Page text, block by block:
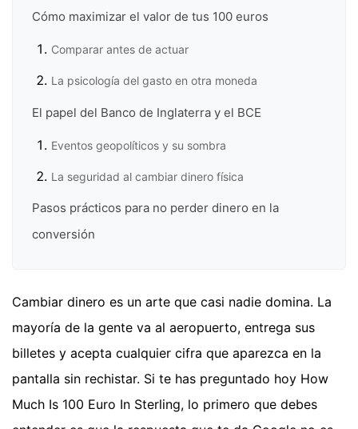
Cómo maximizar el valor de tus 100 euros
Comparar antes de actuar
La psicología del gasto en otra moneda
El papel del Banco de Inglaterra y el BCE
Eventos geopolíticos y su sombra
La seguridad al cambiar dinero física
Pasos prácticos para no perder dinero en la
conversión
Cambiar dinero es un arte que casi nadie domina. La
mayoría de la gente va al aeropuerto, entrega sus
billetes y acepta cualquier cifra que aparezca en la
pantalla sin rechistar. Si te has preguntado hoy How
Much Is 100 Euro In Sterling, lo primero que debes